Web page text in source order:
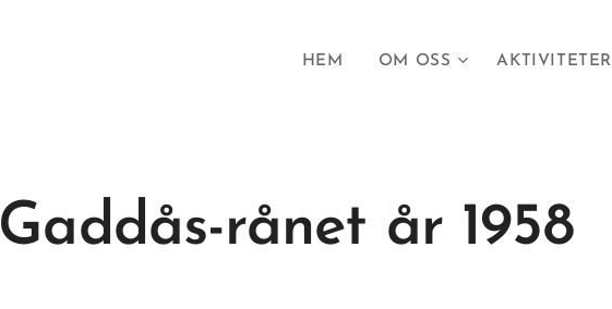
HEM OM OSS AKTIVITETER
Gaddås-rånet år 1958